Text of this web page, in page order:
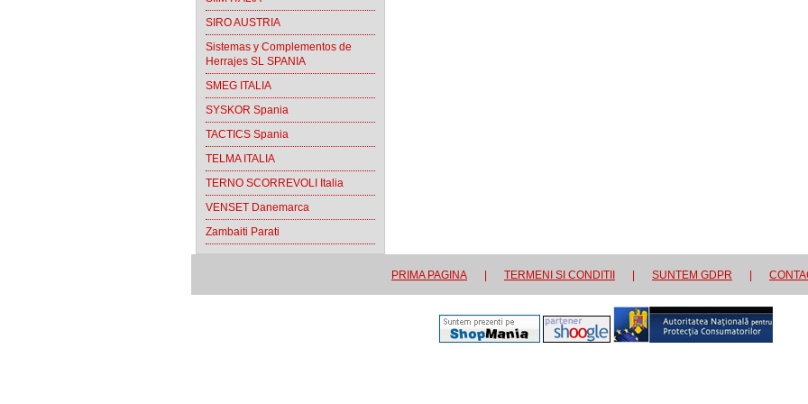
SIRO AUSTRIA
Sistemas y Complementos de
Herrajes SL SPANIA
SMEG ITALIA
SYSKOR Spania
TACTICS Spania
TELMA ITALIA
TERNO SCORREVOLI Italia
VENSET Danemarca
Zambaiti Parati
PRIMA PAGINA TERMENI SI CONDITII SUNTEM GDPR